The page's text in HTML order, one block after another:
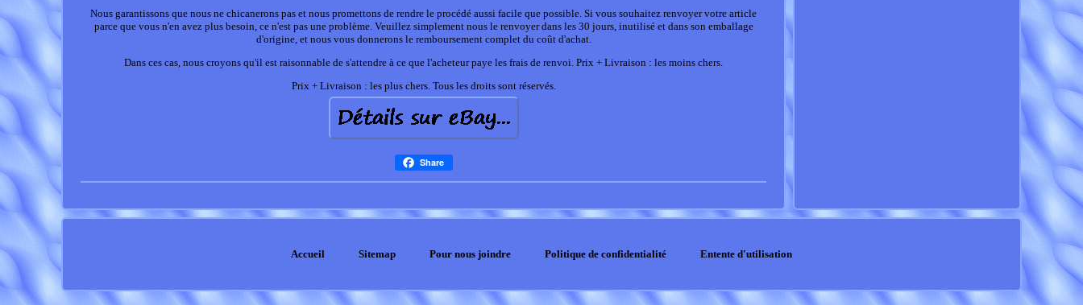
Nous garantissons que nous ne chicanerons pas et nous promettons de rendre le procédé aussi facile que possible. Si vous souhaitez renvoyer votre article
parce que vous n'en avez plus besoin, ce n'est pas une problème. Veuillez simplement nous le renvoyer dans les 30 jours, inutilisé et dans son emballage
d'origine, et nous vous donnerons le remboursement complet du coût d'achat.
Dans ces cas, nous croyons qu'il est raisonnable de s'attendre à ce que l'acheteur paye les frais de renvoi. Prix + Livraison : les moins chers.
Prix + Livraison : les plus chers. Tous les droits sont réservés.
Share
Accueil Sitemap Pour nous joindre Politique de confidentialité Entente d'utilisation